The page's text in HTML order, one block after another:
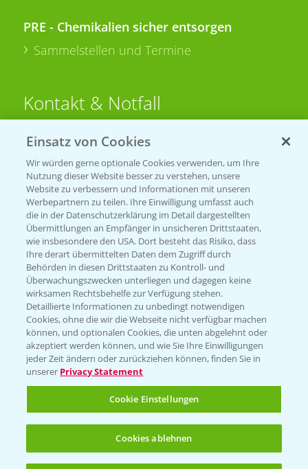
PRE - Chemikalien sicher entsorgen
Sammelstellen und Termine
Kontakt & Notfall
Beratung auf WhatsApp
T.+49 (0)174 346 564 1
KONTAKT
Hilfe in Notfällen
T.+49 (0)214/30-20220
Folgen Sie uns
Einsatz von Cookies
Wir würden gerne optionale Cookies verwenden, um Ihre
Nutzung dieser Website besser zu verstehen, unsere
Website zu verbessern und Informationen mit unseren
Werbepartnern zu teilen. Ihre Einwilligung umfasst auch
die in der Datenschutzerklärung im Detail dargestellten
Übermittlungen an Empfänger in unsicheren Drittstaaten,
wie insbesondere den USA. Dort besteht das Risiko, dass
Ihre derart übermittelten Daten dem Zugriff durch
Behörden in diesen Drittstaaten zu Kontroll- und
Überwachungszwecken unterliegen und dagegen keine
wirksamen Rechtsbehelfe zur Verfügung stehen.
Detaillierte Informationen zu unbedingt notwendigen
Cookies, ohne die wir die Webseite nicht verfügbar machen
können, und optionalen Cookies, die unten abgelehnt oder
akzeptiert werden können, und wie Sie Ihre Einwilligungen
jeder Zeit ändern oder zurückziehen können, finden Sie in
unserer Privacy Statement
Cookie Einstellungen
Cookies ablehnen